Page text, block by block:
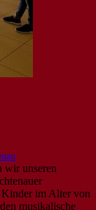
wir unseren
Kinder im Alter von
musikalische